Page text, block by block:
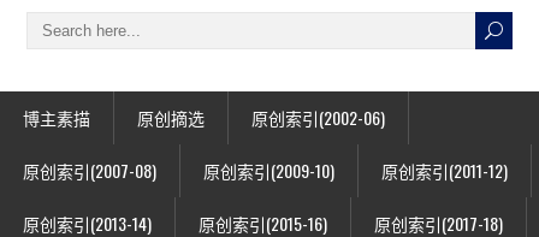
博主素描 原创摘选 原创索引(2002-06)
原创索引(2007-08) 原创索引(2009-10) 原创索引(2011-12)
原创索引(2013-14) 原创索引(2015-16) 原创索引(2017-18)